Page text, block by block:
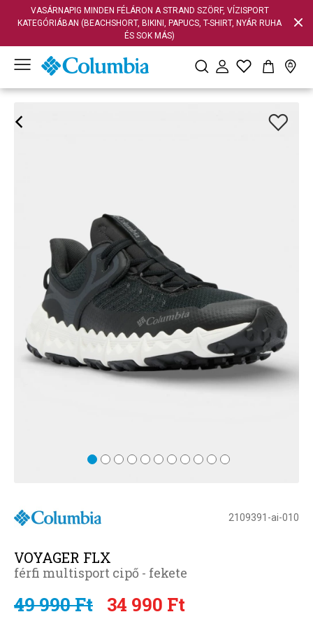
VASÁRNAPIG MINDEN FÉLÁRON A STRAND SZÖRF, VÍZISPORT
KATEGÓRIÁBAN (BEACHSHORT, BIKINI, PAPUCS, T-SHIRT, NYÁR RUHA
ÉS SOK MÁS)
2109391-ai-010
VOYAGER FLX
férfi multisport cipő - fekete
49 990 Ft 34 990 Ft